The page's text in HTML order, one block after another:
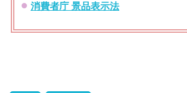
消費者庁 景品表示法